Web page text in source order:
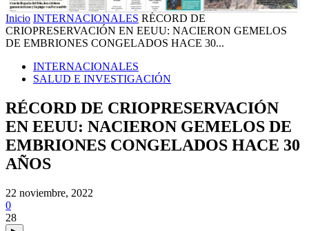
Inicio INTERNACIONALES RÉCORD DE
CRIOPRESERVACIÓN EN EEUU: NACIERON GEMELOS
DE EMBRIONES CONGELADOS HACE 30...
INTERNACIONALES
SALUD E INVESTIGACIÓN
RÉCORD DE CRIOPRESERVACIÓN
EN EEUU: NACIERON GEMELOS DE
EMBRIONES CONGELADOS HACE 30
AÑOS
22 noviembre, 2022
0
28